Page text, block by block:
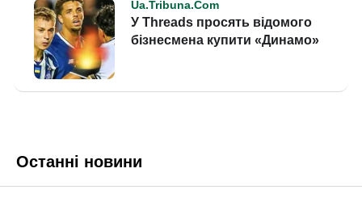
Останні новини